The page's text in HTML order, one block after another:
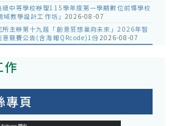
級中等學校辦理115學年度第一學期數位前導學校
域教學設計工作坊」 2026-08-07
所主辦第十九屆「創意狂想巢向未來」2026年智
意競賽公告(含海報QRcode)1份2026-08-07
作
專頁